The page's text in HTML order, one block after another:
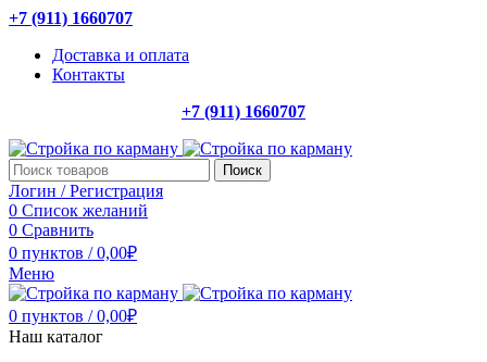
+7 (911) 1660707
Доставка и оплата
Контакты
+7 (911) 1660707
Поиск
Логин / Регистрация
0 Список желаний
0 Сравнить
0 пунктов / 0,00₽
Меню
0 пунктов / 0,00₽
Наш каталог